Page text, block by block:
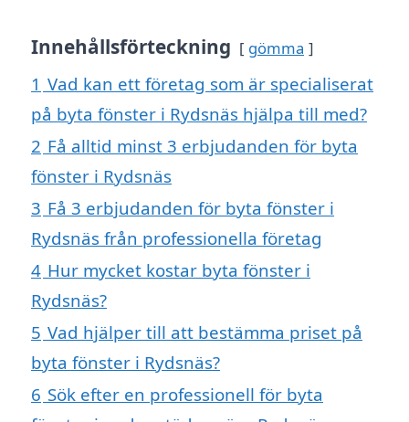
Innehållsförteckning gömma
1 Vad kan ett företag som är specialiserat
på byta fönster i Rydsnäs hjälpa till med?
2 Få alltid minst 3 erbjudanden för byta
fönster i Rydsnäs
3 Få 3 erbjudanden för byta fönster i
Rydsnäs från professionella företag
4 Hur mycket kostar byta fönster i
Rydsnäs?
5 Vad hjälper till att bestämma priset på
byta fönster i Rydsnäs?
6 Sök efter en professionell för byta